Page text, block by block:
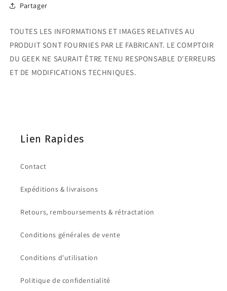
Partager
TOUTES LES INFORMATIONS ET IMAGES RELATIVES AU
PRODUIT SONT FOURNIES PAR LE FABRICANT. LE COMPTOIR
DU GEEK NE SAURAIT ÊTRE TENU RESPONSABLE D'ERREURS
ET DE MODIFICATIONS TECHNIQUES.
Lien Rapides
Contact
Expéditions & livraisons
Retours, remboursements & rétractation
Conditions générales de vente
Conditions d'utilisation
Politique de confidentialité